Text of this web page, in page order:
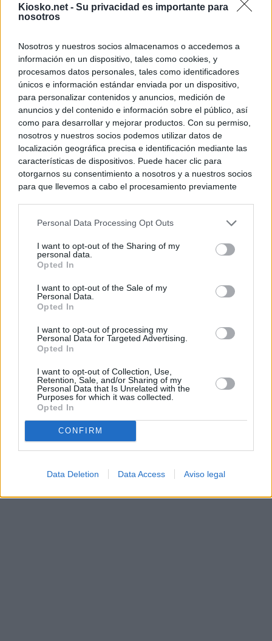
Kiosko.net - Su privacidad es importante para
nosotros
Nosotros y nuestros socios almacenamos o accedemos a
información en un dispositivo, tales como cookies, y
procesamos datos personales, tales como identificadores
únicos e información estándar enviada por un dispositivo,
para personalizar contenidos y anuncios, medición de
anuncios y del contenido e información sobre el público, así
como para desarrollar y mejorar productos. Con su permiso,
nosotros y nuestros socios podemos utilizar datos de
localización geográfica precisa e identificación mediante las
características de dispositivos. Puede hacer clic para
otorgarnos su consentimiento a nosotros y a nuestros socios
para que llevemos a cabo el procesamiento previamente
negar su consentimiento. Tenga en cuenta que algún
de su consentimiento, pero usted tiene el derecho de
rechazar tal procesamiento. Sus preferencias se aplicarán
cualquier momento entrando de nuevo en este sitio web o
visitando nuestra política de privacidad.
Personal Data Processing Opt Outs
I want to opt-out of the Sharing of my
personal data.
Opted In
I want to opt-out of the Sale of my
Personal Data.
Opted In
I want to opt-out of processing my
Personal Data for Targeted Advertising.
Opted In
I want to opt-out of Collection, Use,
Retention, Sale, and/or Sharing of my
Personal Data that Is Unrelated with the
Purposes for which it was collected.
Opted In
CONFIRM
Data Deletion Data Access Aviso legal